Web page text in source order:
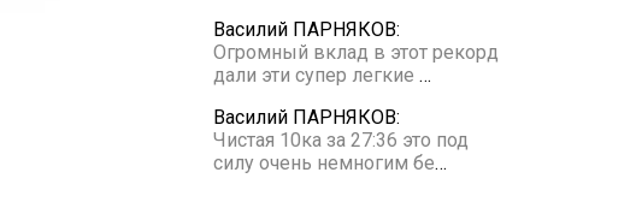
Василий ПАРНЯКОВ:
Огромный вклад в этот рекорд
дали эти супер легкие …
Василий ПАРНЯКОВ:
Чистая 10ка за 27:36 это под
силу очень немногим бе…